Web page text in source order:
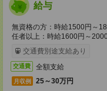
給与
無資格の方：時給1500円～
任者以上：時給1600円～
交通費別途支給あり
交通費 全額支給
月収例 25～30万円